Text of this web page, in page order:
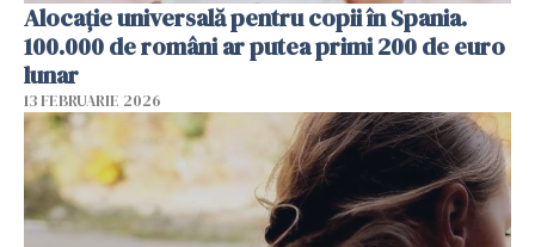
Alocație universală pentru copii în Spania.
100.000 de români ar putea primi 200 de euro
lunar
13 FEBRUARIE 2026